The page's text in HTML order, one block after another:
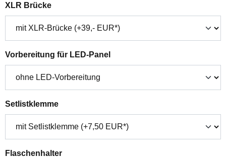
XLR Brückeauswählen
Vorbereitung für LED-Panelauswählen
Setlistklemmeauswählen
Flaschenhalterauswählen